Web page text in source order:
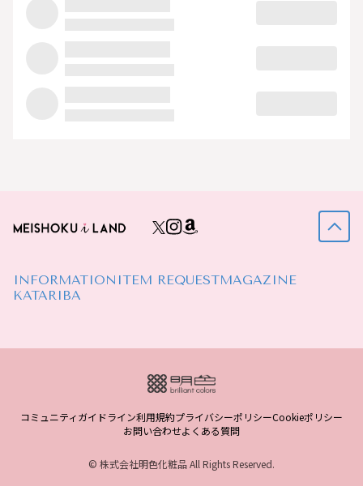
INFORMATION ITEM REQUESTMAGAZINE
KATARIBA
コミュニティガイドライン利用規約プライバシーポリシーCookieポリシー
お問い合わせよくある質問
© 株式会社明色化粧品 All Rights Reserved.